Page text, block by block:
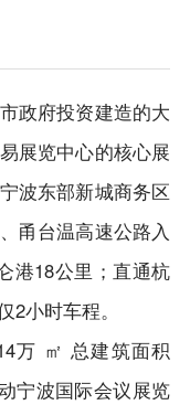
范》团体标准
单位运营服务
政府投资建造的大
展览中心的核心展
波东部新城商务区
甬台温高速公路入
港18公里；直通杭
2小时车程。
万 ㎡ 总建筑面积
宁波国际会议展览